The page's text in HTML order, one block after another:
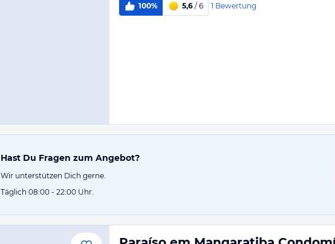
100% 5,6 / 6 1 Bewertung
Hast Du Fragen zum Angebot?
Wir unterstützen Dich gerne.
Täglich 08:00 - 22:00 Uhr.